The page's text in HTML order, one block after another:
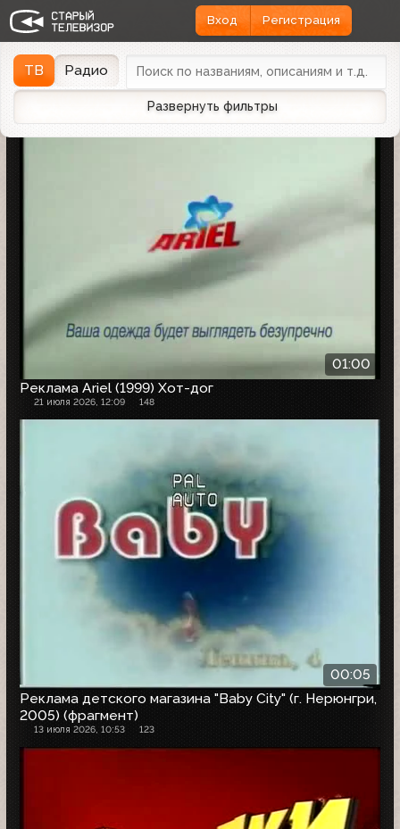
Вход Регистрация
ТВ Радио
Развернуть фильтры
Найдено 1162 записи Дата эфираДата заливки
01:00
Реклама Ariel (1999) Хот-дог
21 июля 2026, 12:09 148
00:05
Реклама детского магазина "Baby City" (г. Нерюнгри,
2005) (фрагмент)
13 июля 2026, 10:53 123